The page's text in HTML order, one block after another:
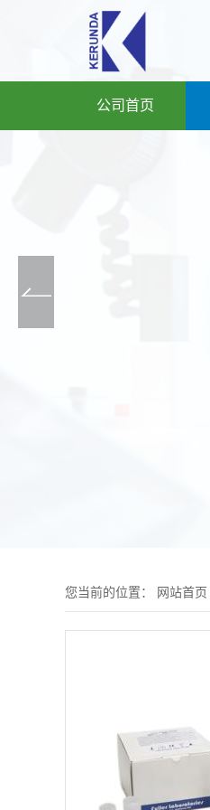
公司首页
您当前的位置： 网站首页